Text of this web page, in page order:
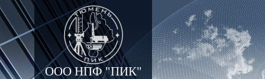
ООО НПФ "ПИК"